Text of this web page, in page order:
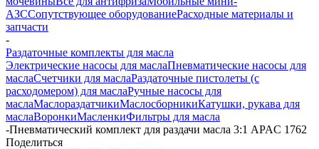
АЗССопутствующее оборудованиеРасходные материалы и
запчасти
-
Раздаточные комплекты для масла
Электрические насосы для маслаПневматические насосы для
маслаСчетчики для маслаРаздаточные пистолеты (с
расходомером) для маслаРучные насосы для
маслаМаслораздатчикиМаслосборникиКатушки, рукава для
маслаВоронкиМасленкиФильтры для масла
-Пневматический комплект для раздачи масла 3:1 APAC 1762
Поделиться